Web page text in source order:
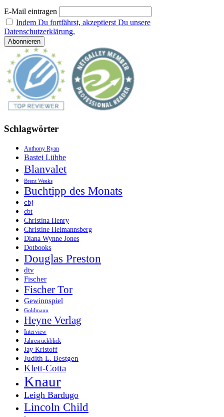
Band)
E-Mail eintragen
Indem Du fortfährst, akzeptierst Du unsere
Datenschutzerklärung.
Schlagwörter
Anthony Ryan
Bastei Lübbe
Blanvalet
Brent Weeks
Buchtipp des Monats
cbj
cbt
Christina Henry
Christine Heimannsberg
Diana Wynne Jones
Dotbooks
Douglas Preston
dtv
Fischer
Fischer Tor
Gewinnspiel
Goldmann
Heyne Verlag
Interview
Jahresrückblick
Jay Kristoff
Judith L. Bestgen
Klett-Cotta
Knaur
Leigh Bardugo
Lincoln Child